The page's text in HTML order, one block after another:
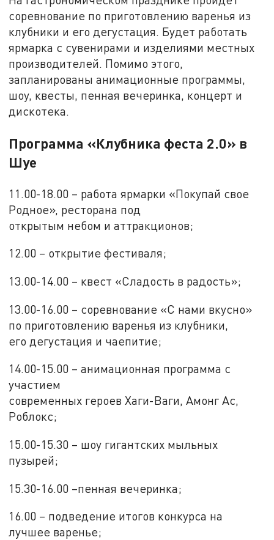
соревнование по приготовлению варенья из
клубники и его дегустация. Будет работать
ярмарка с сувенирами и изделиями местных
производителей. Помимо этого,
запланированы анимационные программы,
шоу, квесты, пенная вечеринка, концерт и
дискотека.
Программа «Клубника феста 2.0» в
Шуе
11.00-18.00 – работа ярмарки «Покупай свое
Родное», ресторана под
открытым небом и аттракционов;
12.00 – открытие фестиваля;
13.00-14.00 – квест «Сладость в радость»;
13.00-16.00 – соревнование «С нами вкусно»
по приготовлению варенья из клубники,
его дегустация и чаепитие;
14.00-15.00 – анимационная программа с
участием
современных героев Хаги-Ваги, Амонг Ас,
Роблокс;
15.00-15.30 – шоу гигантских мыльных
пузырей;
15.30-16.00 –пенная вечеринка;
16.00 – подведение итогов конкурса на
лучшее варенье;